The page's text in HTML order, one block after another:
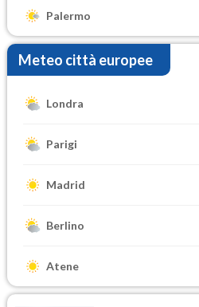
Palermo
Meteo città europee
Londra
Parigi
Madrid
Berlino
Atene